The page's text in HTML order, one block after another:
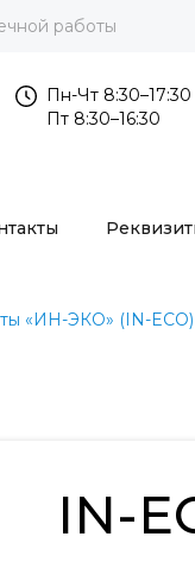
работы
Пн-Чт 8:30–17:30
Пт 8:30–16:30
«ИН-ЭКО» (IN-ECO)
IN-